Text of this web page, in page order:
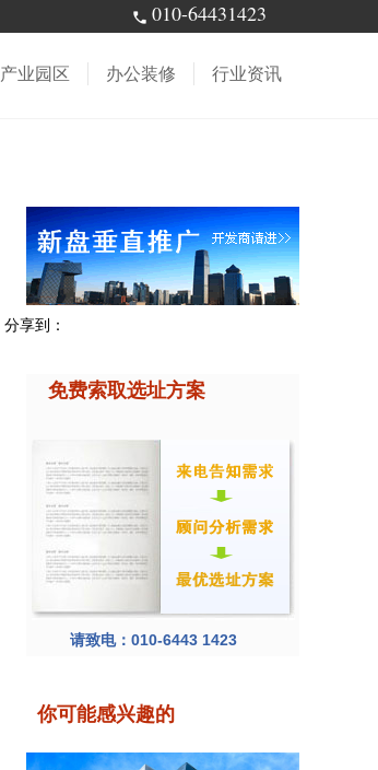
010-64431423
产业园区 办公装修 行业资讯
分享到：
免费索取选址方案
请致电： 010-6443 1423
你可能感兴趣的